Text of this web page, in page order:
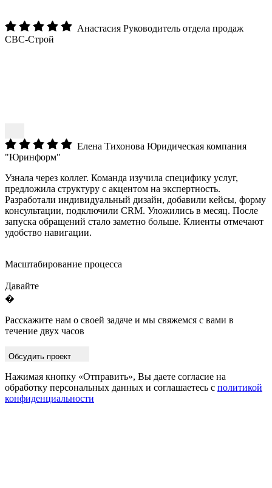
Анастасия Руководитель отдела продаж
СВС-Строй
Елена Тихонова Юридическая компания
"Юринформ"
Узнала через коллег. Команда изучила специфику услуг,
предложила структуру с акцентом на экспертность.
Разработали индивидуальный дизайн, добавили кейсы, форму
консультации, подключили CRM. Уложились в месяц. После
запуска обращений стало заметно больше. Клиенты отмечают
удобство навигации.
Масштабирование процесса
Давайте
�
Расскажите нам о своей задаче и мы свяжемся с вами в
течение двух часов
Обсудить проект
Нажимая кнопку «Отправить», Вы даете согласие на
обработку персональных данных и соглашаетесь с политикой
конфиденциальности